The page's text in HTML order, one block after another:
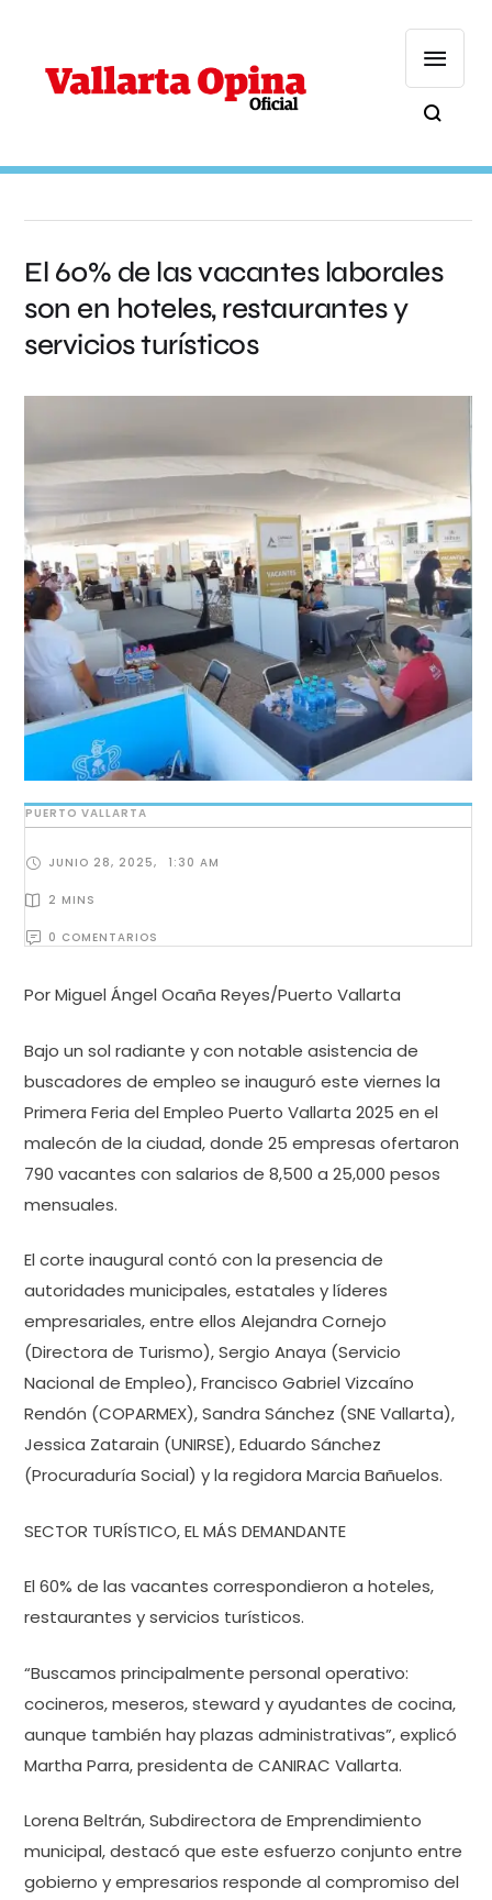
El 60% de las vacantes laborales
son en hoteles, restaurantes y
servicios turísticos
PUERTO VALLARTA
JUNIO 28, 2025, 1:30 AM
2 MINS
0 COMENTARIOS
Por Miguel Ángel Ocaña Reyes/Puerto Vallarta
Bajo un sol radiante y con notable asistencia de
buscadores de empleo se inauguró este viernes la
Primera Feria del Empleo Puerto Vallarta 2025 en el
malecón de la ciudad, donde 25 empresas ofertaron
790 vacantes con salarios de 8,500 a 25,000 pesos
mensuales.
El corte inaugural contó con la presencia de
autoridades municipales, estatales y líderes
empresariales, entre ellos Alejandra Cornejo
(Directora de Turismo), Sergio Anaya (Servicio
Nacional de Empleo), Francisco Gabriel Vizcaíno
Rendón (COPARMEX), Sandra Sánchez (SNE Vallarta),
Jessica Zatarain (UNIRSE), Eduardo Sánchez
(Procuraduría Social) y la regidora Marcia Bañuelos.
SECTOR TURÍSTICO, EL MÁS DEMANDANTE
El 60% de las vacantes correspondieron a hoteles,
restaurantes y servicios turísticos.
“Buscamos principalmente personal operativo:
cocineros, meseros, steward y ayudantes de cocina,
aunque también hay plazas administrativas”, explicó
Martha Parra, presidenta de CANIRAC Vallarta.
Lorena Beltrán, Subdirectora de Emprendimiento
municipal, destacó que este esfuerzo conjunto entre
gobierno y empresarios responde al compromiso del